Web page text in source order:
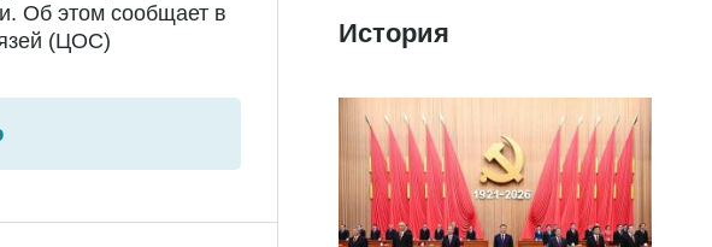
Об этом сообщает в
(ЦОС)
История